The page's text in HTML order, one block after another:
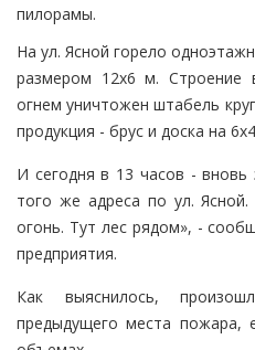
пилорамы.
На ул. Ясной горело
размером 12х6 м. Строение
огнем уничтожен штабель
продукция - брус и доска на
И сегодня в 13 часов -
того же адреса по ул.
огонь. Тут лес рядом», -
предприятия.
Как выяснилось,
предыдущего места пожара,